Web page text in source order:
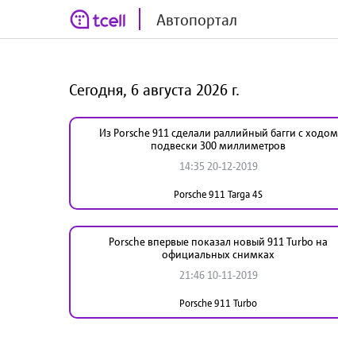
Автопортал
Сегодня, 6 августа 2026 г.
Из Porsche 911 сделали раллийный багги c ходом
подвески 300 миллиметров
14:35 20-12-2019
Porsche 911 Targa 4S
Porsche впервые показал новый 911 Turbo на
официальных снимках
21:46 10-11-2019
Porsche 911 Turbo